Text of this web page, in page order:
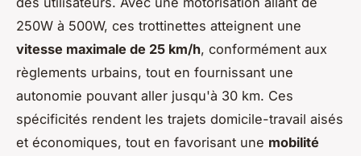
250W à 500W, ces trottinettes atteignent une
vitesse maximale de 25 km/h, conformément aux
règlements urbains, tout en fournissant une
autonomie pouvant aller jusqu'à 30 km. Ces
spécificités rendent les trajets domicile-travail aisés
et économiques, tout en favorisant une mobilité